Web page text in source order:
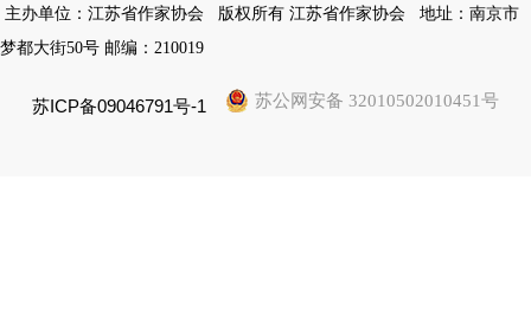
主办单位：江苏省作家协会 版权所有 江苏省作家协会
地址：南京市
梦都大街50号 邮编：210019
苏ICP备09046791号-1 苏公网安备 32010502010451号